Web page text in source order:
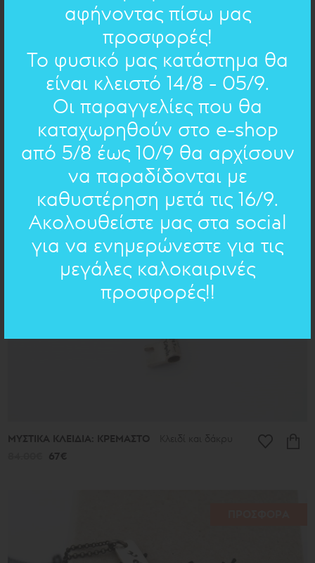
ΣΧΗΜΑΤΑ : ΚΡΕΜΑΣΤΟ Ασήμι Φεγγάρι large
84.00€ 67€
ΠΡΟΣΦΟΡΑ
ΜΥΣΤΙΚΑ ΚΛΕΙΔΙΑ: ΚΡΕΜΑΣΤΟ Κλειδί και δάκρυ
67€
αφήνοντας πίσω μας
προσφορές!
Το φυσικό μας κατάστημα θα
είναι κλειστό 14/8 - 05/9.
Οι παραγγελίες που θα
καταχωρηθούν στο e-shop
από 5/8 έως 10/9 θα αρχίσουν
να παραδίδονται με
καθυστέρηση μετά τις 16/9.
Ακολουθείστε μας στα social
για να ενημερώνεστε για τις
μεγάλες καλοκαιρινές
προσφορές!!